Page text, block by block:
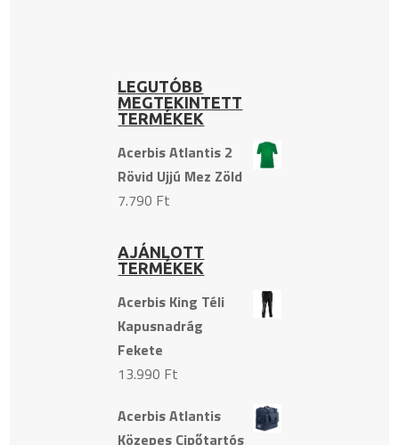
LEGUTÓBB
MEGTEKINTETT
TERMÉKEK
Acerbis Atlantis 2
Rövid Ujjú Mez Zöld
7.790 Ft
AJÁNLOTT
TERMÉKEK
Acerbis King Téli
Kapusnadrág
Fekete
13.990 Ft
Acerbis Atlantis
Közepes Cipőtartós